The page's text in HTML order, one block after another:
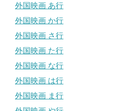
外国映画 あ行
外国映画 か行
外国映画 さ行
外国映画 た行
外国映画 な行
外国映画 は行
外国映画 ま行